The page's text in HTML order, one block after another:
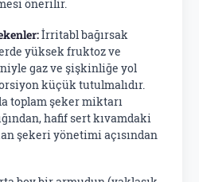
önerilir.
İrritabl bağırsak
yüksek fruktoz ve
gaz ve şişkinliğe yol
küçük tutulmalıdır.
toplam şeker miktarı
hafif sert kıvamdaki
şekeri yönetimi açısından